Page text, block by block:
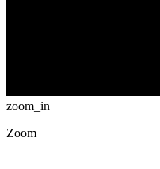
zoom_in
Zoom